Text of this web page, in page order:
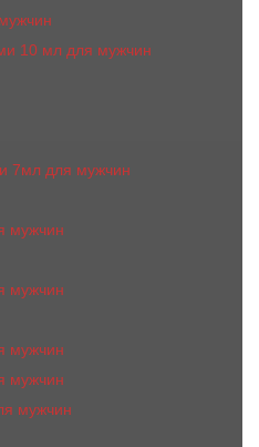
10 мл для мужчин
7мл для мужчин
мужчин
мужчин
мужчин
мужчин
мужчин